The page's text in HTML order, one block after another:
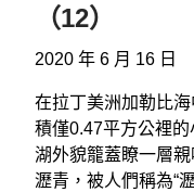
（12）
2020 年 6 月 16 日
在拉丁美洲加勒比
積僅0.47平方公裡
湖外貌籠蓋瞭一層
瀝青，被人們稱為“